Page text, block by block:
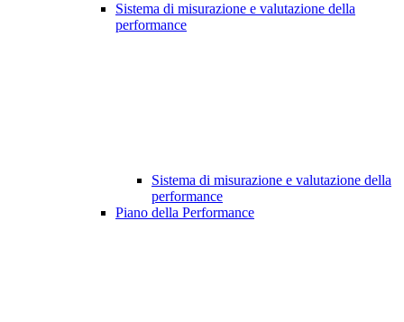
Sistema di misurazione e valutazione della
performance
Sistema di misurazione e valutazione della
performance
Piano della Performance